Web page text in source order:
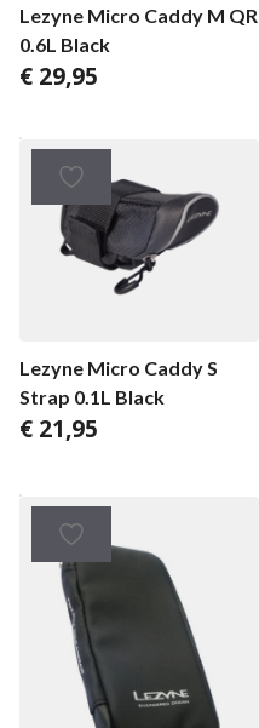
Lezyne Micro Caddy M QR
0.6L Black
€ 29,95
Lezyne Micro Caddy S
Strap 0.1L Black
€ 21,95